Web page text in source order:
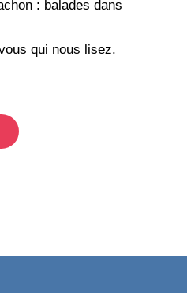
: balades dans
qui nous lisez.